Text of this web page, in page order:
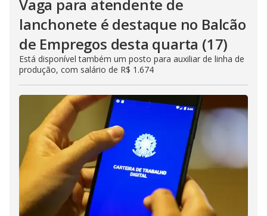
Vaga para atendente de
lanchonete é destaque no Balcão
de Empregos desta quarta (17)
Está disponível também um posto para auxiliar de linha de
produção, com salário de R$ 1.674